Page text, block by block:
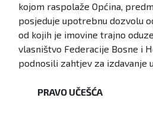
kojom raspolaže Općina,
posjeduje upotrebnu dozvolu
od kojih je imovine trajno
vlasništvo Federacije Bosne i
podnosili zahtjev za izdavanje
PRAVO UČEŠĆA